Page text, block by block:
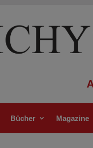
Bücher Magazine